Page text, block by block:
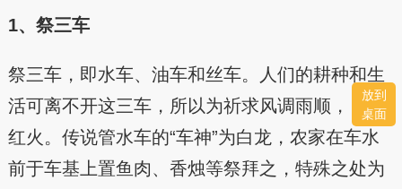
1、祭三车
祭三车，即水车、油车和丝车。人们的耕种和生
活可离不开这三车，所以为祈求风调雨顺，日子
红火。传说管水车的“车神”为白龙，农家在车水
前于车基上置鱼肉、香烛等祭拜之，特殊之处为
放到
桌面